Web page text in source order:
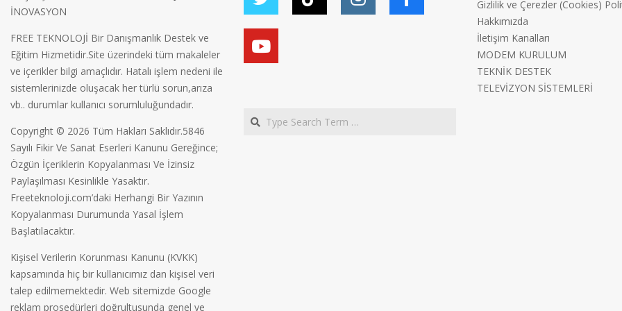
İNOVASYON
FREE TEKNOLOJİ Bir Danışmanlık Destek ve
Eğitim Hizmetidir.Site üzerindeki tüm makaleler
ve içerikler bilgi amaçlıdır. Hatalı işlem nedeni ile
sistemlerinizde oluşacak her türlü sorun,arıza
vb.. durumlar kullanıcı sorumluluğundadır.
Copyright © 2026 Tüm Hakları Saklıdır.5846
Sayılı Fikir Ve Sanat Eserleri Kanunu Gereğince;
Özgün İçeriklerin Kopyalanması Ve İzinsiz
Paylaşılması Kesinlikle Yasaktır.
Freeteknoloji.com’daki Herhangi Bir Yazının
Kopyalanması Durumunda Yasal İşlem
Başlatılacaktır.
Kişisel Verilerin Korunması Kanunu (KVKK)
kapsamında hiç bir kullanıcımız dan kişisel veri
talep edilmemektedir. Web sitemizde Google
reklam prosedürleri doğrultusunda genel ve
Search
Gizlilik ve Çerezler (Cookies)
Hakkımızda
İletişim Kanalları
MODEM KURULUM
TEKNİK DESTEK
TELEVİZYON SİSTEMLERİ